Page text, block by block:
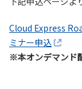
Cloud Express
ミナー申込
※本オンデマンド